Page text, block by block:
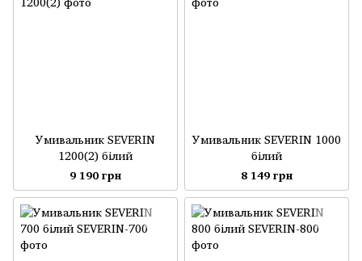
Умивальник SEVERIN
1200(2) білий
9 190 грн
Умивальник SEVERIN 1000
білий
8 149 грн